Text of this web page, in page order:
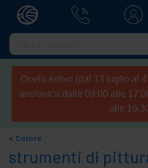
Orario estivo (dal 13 luglio al
telefonica dalle 09:00 alle
alle
Colore
strumenti di